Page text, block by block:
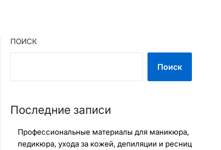
ПОИСК
Поиск
Последние записи
Профессиональные материалы для маникюра,
педикюра, ухода за кожей, депиляции и ресниц